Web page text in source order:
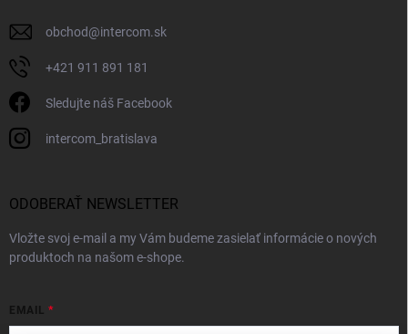
obchod@intercom.sk
+421 911 891 181
Sledujte náš Facebook
intercom_bratislava
ODOBERAŤ NEWSLETTER
Vložte svoj e-mail a my Vám budeme zasielať informácie o nových
produktoch na našom e-shope.
EMAIL